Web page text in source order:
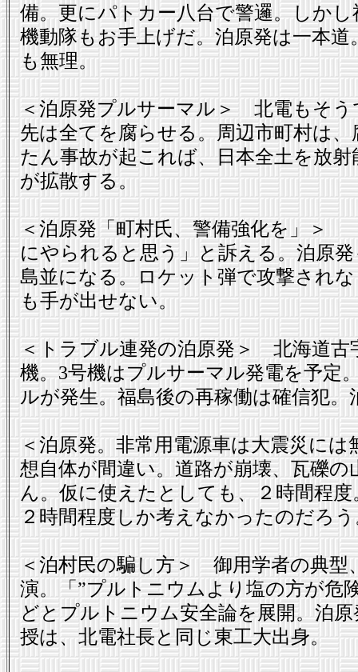
備。更にパトカー八台で警邏。しか
機動隊もお手上げだ。泊原発は一本
も無理。
＜泊原発プルサーマル＞ 北電もそう
先は全てを腐らせる。周辺市町村は
たん事故が起これば、日本全土を放
が拡散する。
＜泊原発「町村氏、警備強化を」＞
にやられると思う」と訴える。泊原
島並になる。ロケット弾で攻撃され
も手が出せない。
＜トラブル連発の泊原発＞ 北海道古
機。3号機はプルサーマル発電を予定
ルが発生。福島後の再稼働は確信犯
＜泊原発。非常用電源車は大震災に
想自体が間違い。道路が崩壊、瓦礫
ん。仮に使えたとしても、２時間程
２時間程度しか考えなかったのだろ
＜泊村民の騙し方＞ 御用学者の典
演。「”プルトニウムより塩の方が危
どとプルトニウム安全論を展開。泊
授は、北電社長と同じ東工大出身。